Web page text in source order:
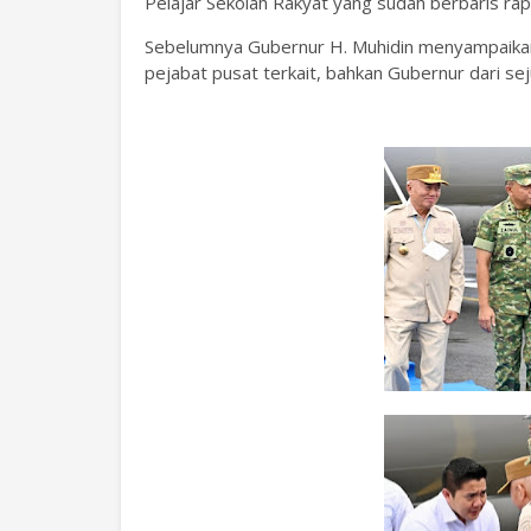
Sebelumnya ‎Gubernur H. Muhidin
pejabat pusat terkait, bahkan Gubernur dari